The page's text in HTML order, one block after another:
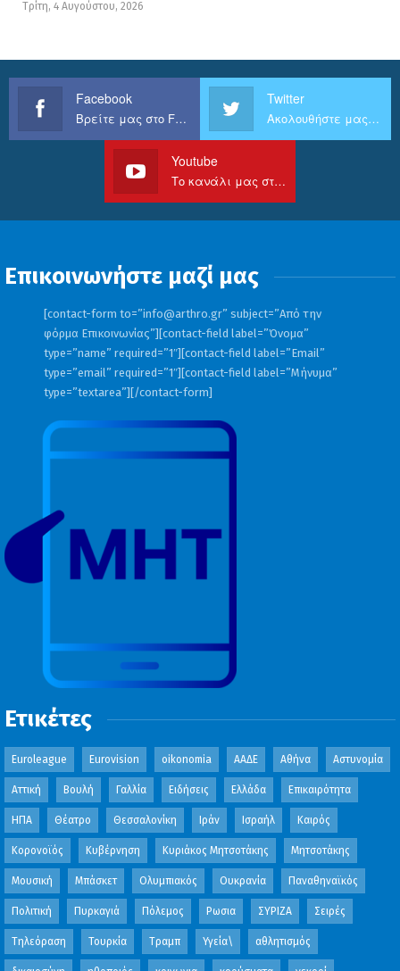
Τρίτη, 4 Αυγούστου, 2026
Facebook
Βρείτε μας στο Facebook
Twitter
Ακολουθήστε μας στο Twitter
Youtube
Το κανάλι μας στο Youtube
Επικοινωνήστε μαζί μας
[contact-form to=”info@arthro.gr” subject=”Από την
φόρμα Επικοινωνίας”][contact-field label=”Όνομα”
type=”name” required=”1″][contact-field label=”Email”
type=”email” required=”1″][contact-field label=”Μήνυμα”
type=”textarea”][/contact-form]
Ετικέτες
Euroleague Eurovision oikonomia ΑΑΔΕ Αθήνα Αστυνομία
Αττική Βουλή Γαλλία Ειδήσεις Ελλάδα Επικαιρότητα
ΗΠΑ Θέατρο Θεσσαλονίκη Ιράν Ισραήλ Καιρός
Κορονοϊός Κυβέρνηση Κυριάκος Μητσοτάκης Μητσοτάκης
Μουσική Μπάσκετ Ολυμπιακός Ουκρανία Παναθηναϊκός
Πολιτική Πυρκαγιά Πόλεμος Ρωσια ΣΥΡΙΖΑ Σειρές
Τηλεόραση Τουρκία Τραμπ Υγεία\ αθλητισμός